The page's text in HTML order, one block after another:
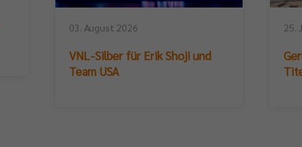
03. August 2026
VNL-Silber für Erik Shoji und
Team USA
25.